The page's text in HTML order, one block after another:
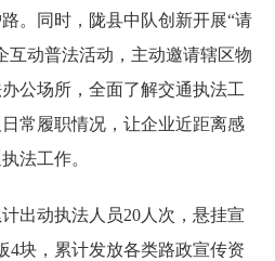
。同时，陇县中队创新开展“请
互动普法活动，主动邀请辖区物
公场所，全面了解交通执法工
常履职情况，让企业近距离感
法工作。
出动执法人员20人次，悬挂宣
4块，累计发放各类路政宣传资